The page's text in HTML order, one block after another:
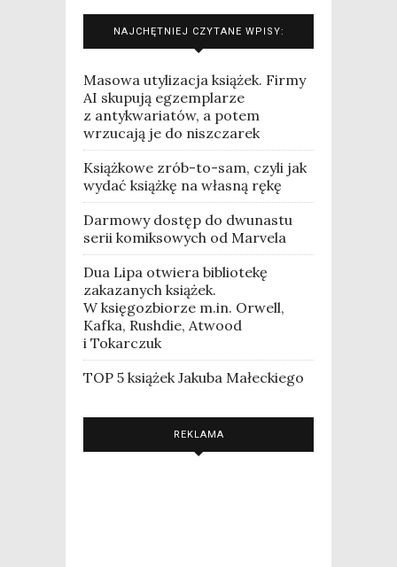
NAJCHĘTNIEJ CZYTANE WPISY:
Masowa utylizacja książek. Firmy
AI skupują egzemplarze
z antykwariatów, a potem
wrzucają je do niszczarek
Książkowe zrób-to-sam, czyli jak
wydać książkę na własną rękę
Darmowy dostęp do dwunastu
serii komiksowych od Marvela
Dua Lipa otwiera bibliotekę
zakazanych książek.
W księgozbiorze m.in. Orwell,
Kafka, Rushdie, Atwood
i Tokarczuk
TOP 5 książek Jakuba Małeckiego
REKLAMA